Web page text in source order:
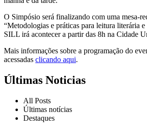
O Simpósio será finalizando com uma mesa-
“Metodologias e práticas para leitura literária e
SILL irá acontecer a partir das 8h na Cidade
Mais informações sobre a programação do
acessadas clicando aqui.
Últimas Noticias
All Posts
Últimas notícias
Destaques